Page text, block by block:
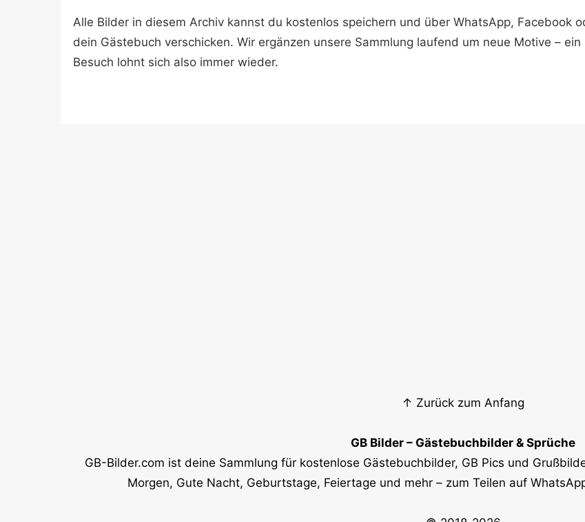
Alle Bilder in diesem Archiv kannst du kostenlos speichern und über WhatsApp, Facebook
dein Gästebuch verschicken. Wir ergänzen unsere Sammlung laufend um neue Motive – ein
Besuch lohnt sich also immer wieder.
↑ Zurück zum Anfang
GB Bilder – Gästebuchbilder & Sprüche
GB-Bilder.com ist deine Sammlung für kostenlose Gästebuchbilder, GB Pics und
Morgen, Gute Nacht, Geburtstage, Feiertage und mehr – zum Teilen auf